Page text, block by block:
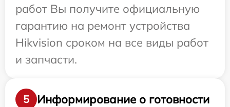
работ Вы получите официальную
гарантию на ремонт устройства
Hikvision сроком на все виды работ
и запчасти.
5
Информирование о готовности